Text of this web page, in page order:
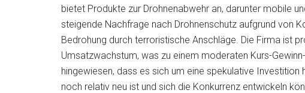
bietet Produkte zur Drohnenabwehr an, darunter mobile
steigende Nachfrage nach Drohnenschutz aufgrund von
Bedrohung durch terroristische Anschläge. Die Firma ist
Umsatzwachstum, was zu einem moderaten Kurs-
hingewiesen, dass es sich um eine spekulative
noch relativ neu ist und sich die Konkurrenz entwickeln